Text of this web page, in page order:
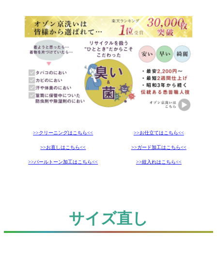
>>クリーニングはこちら<< >>お仕立てはこちら<<
>>お直しはこちら<< >>ガード加工はこちら<<
>>パールトーン加工はこちら<< >>紋入れはこちら<<
サイズ直し